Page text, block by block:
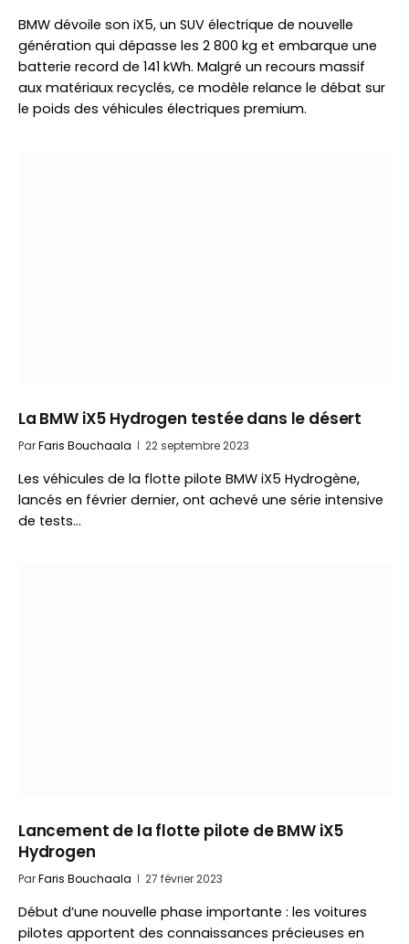
BMW dévoile son iX5, un SUV électrique de nouvelle
génération qui dépasse les 2 800 kg et embarque une
batterie record de 141 kWh. Malgré un recours massif
aux matériaux recyclés, ce modèle relance le débat sur
le poids des véhicules électriques premium.
La BMW iX5 Hydrogen testée dans le désert
ParFaris Bouchaala 22 septembre 2023
Les véhicules de la flotte pilote BMW iX5 Hydrogène,
lancés en février dernier, ont achevé une série intensive
de tests…
Lancement de la flotte pilote de BMW iX5
Hydrogen
ParFaris Bouchaala 27 février 2023
Début d’une nouvelle phase importante : les voitures
pilotes apportent des connaissances précieuses en